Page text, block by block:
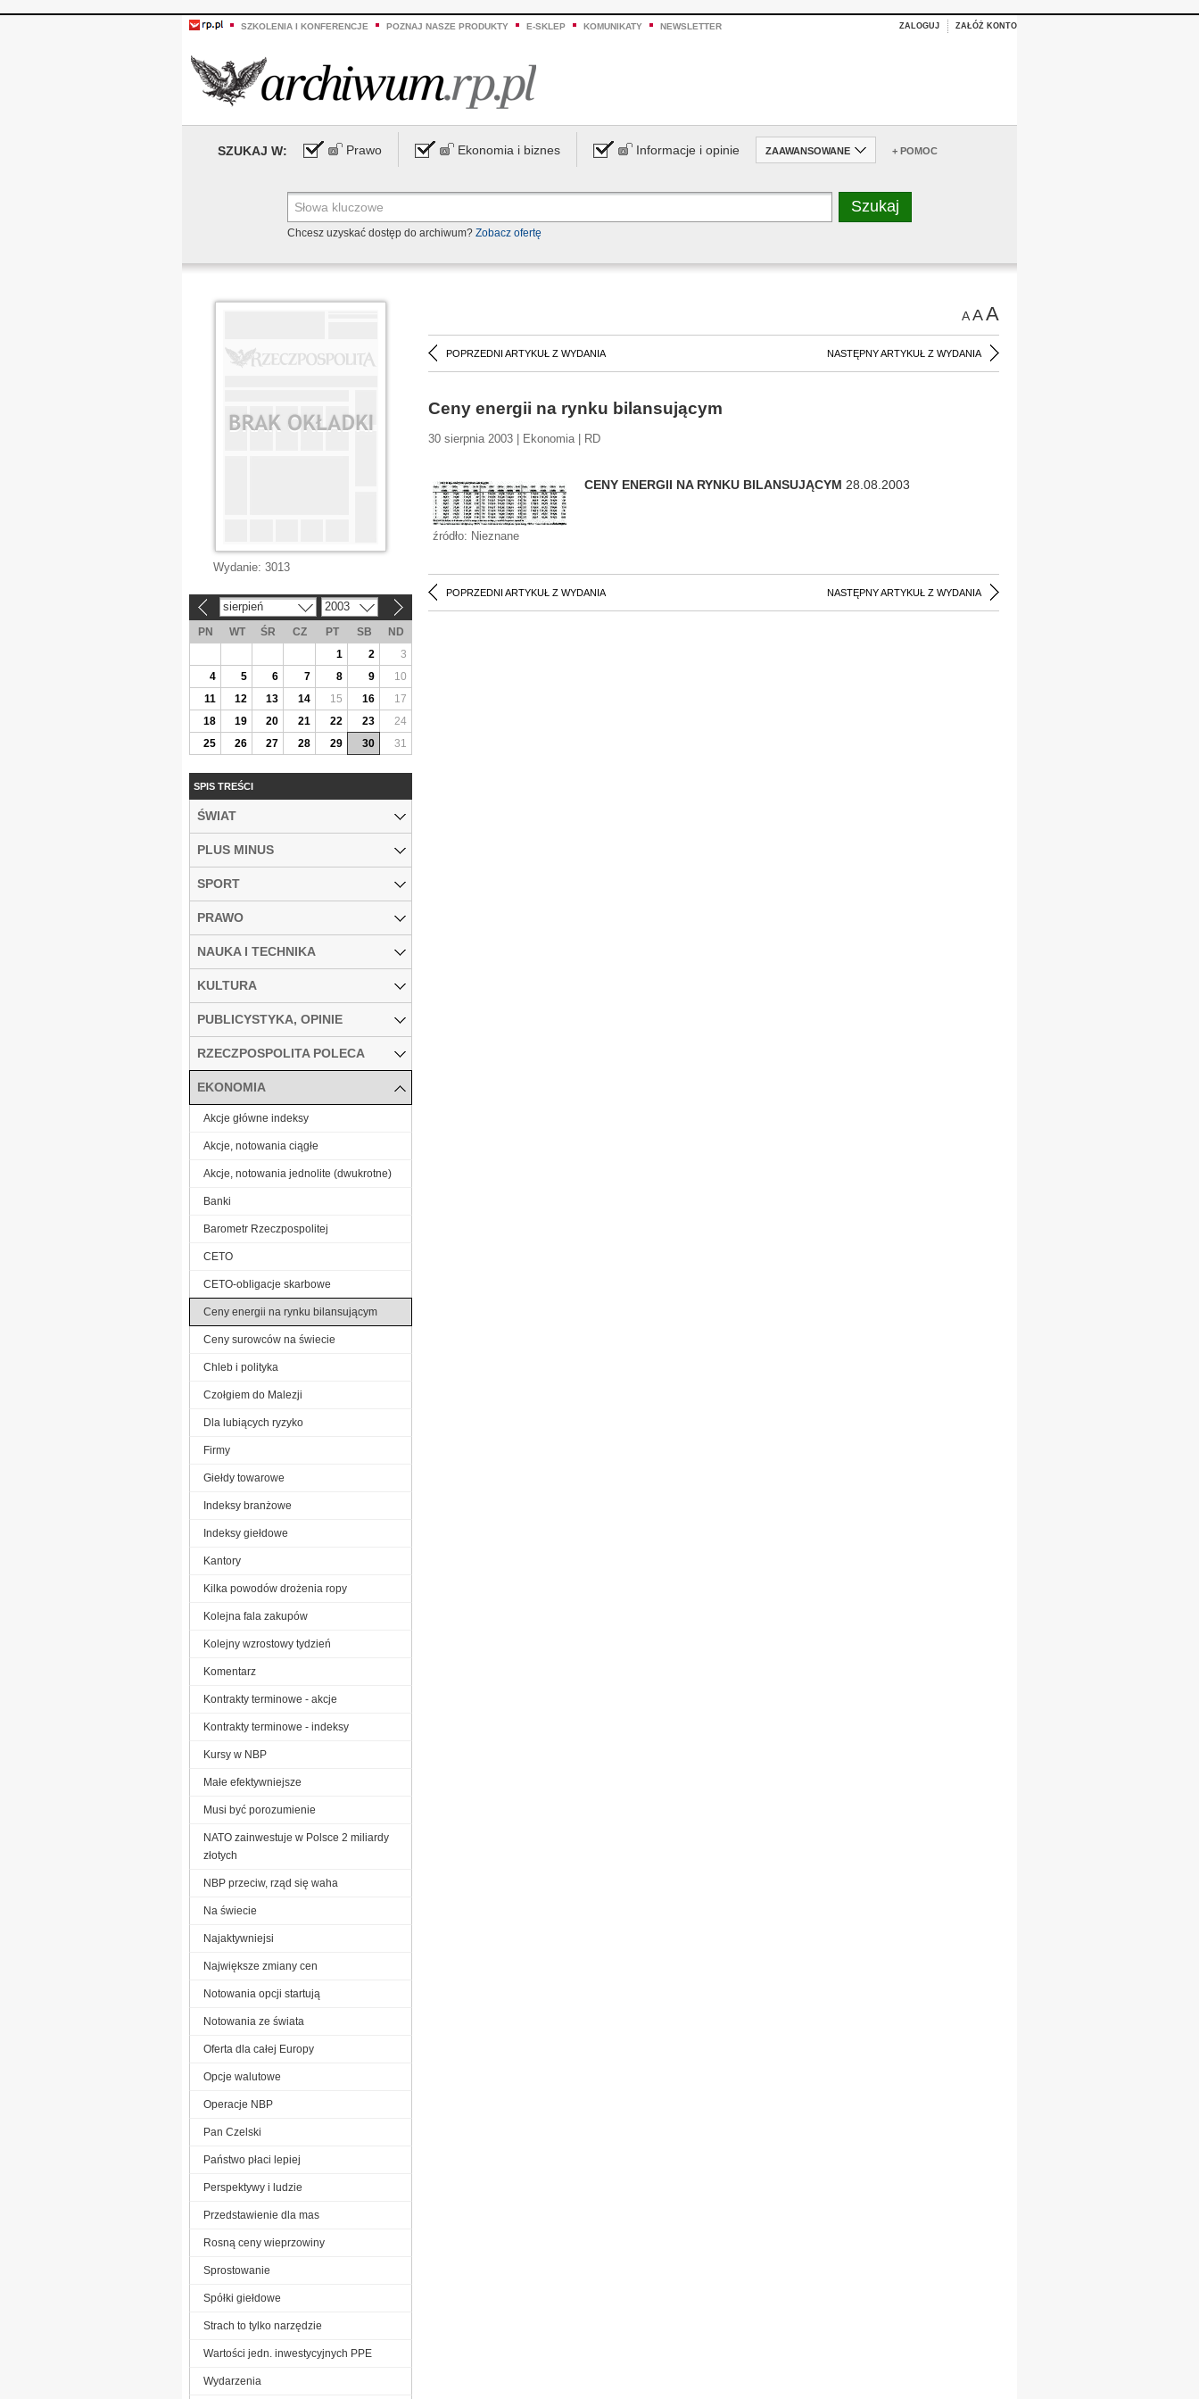
SZKOLENIA I KONFERENCJE POZNAJ NASZE PRODUKTY E-SKLEP KOMUNIKATY NEWSLETTER ZALOGUJ ZAŁÓŻ KONTO
SZUKAJ W: Prawo Ekonomia i biznes Informacje i opinie ZAAWANSOWANE + POMOC
Chcesz uzyskać dostęp do archiwum? Zobacz ofertę
AAA
POPRZEDNI ARTYKUŁ Z WYDANIA NASTĘPNY ARTYKUŁ Z WYDANIA
Ceny energii na rynku bilansującym
30 sierpnia 2003 | Ekonomia | RD
źródło: Nieznane
CENY ENERGII NA RYNKU BILANSUJĄCYM 28.08.2003
POPRZEDNI ARTYKUŁ Z WYDANIA NASTĘPNY ARTYKUŁ Z WYDANIA
Wydanie: 3013
sierpień 2003
PN WT ŚR CZ PT SB
ND
1
2
3
4
5 6 7 8 9
10
11
12 13 14 15 16
17
18
19 20 21 22 23
24
25
26 27 28 29 30 31
SPIS TREŚCI
ŚWIAT
PLUS MINUS
SPORT
PRAWO
NAUKA I TECHNIKA
KULTURA
PUBLICYSTYKA, OPINIE
RZECZPOSPOLITA POLECA
EKONOMIA
Akcje główne indeksy
Akcje, notowania ciągłe
Akcje, notowania jednolite (dwukrotne)
Banki
Barometr Rzeczpospolitej
CETO
CETO-obligacje skarbowe
Ceny energii na rynku bilansującym
Ceny surowców na świecie
Chleb i polityka
Czołgiem do Malezji
Dla lubiących ryzyko
Firmy
Giełdy towarowe
Indeksy branżowe
Indeksy giełdowe
Kantory
Kilka powodów drożenia ropy
Kolejna fala zakupów
Kolejny wzrostowy tydzień
Komentarz
Kontrakty terminowe - akcje
Kontrakty terminowe - indeksy
Kursy w NBP
Małe efektywniejsze
Musi być porozumienie
NATO zainwestuje w Polsce 2 miliardy
złotych
NBP przeciw, rząd się waha
Na świecie
Najaktywniejsi
Największe zmiany cen
Notowania opcji startują
Notowania ze świata
Oferta dla całej Europy
Opcje walutowe
Operacje NBP
Pan Czelski
Państwo płaci lepiej
Perspektywy i ludzie
Przedstawienie dla mas
Rosną ceny wieprzowiny
Sprostowanie
Spółki giełdowe
Strach to tylko narzędzie
Wartości jedn. inwestycyjnych PPE
Wydarzenia